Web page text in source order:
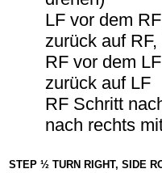
LF vor dem
zurück auf
RF vor dem
zurück auf LF
RF Schritt
nach rechts
STEP ½ TURN RIGHT, SIDE